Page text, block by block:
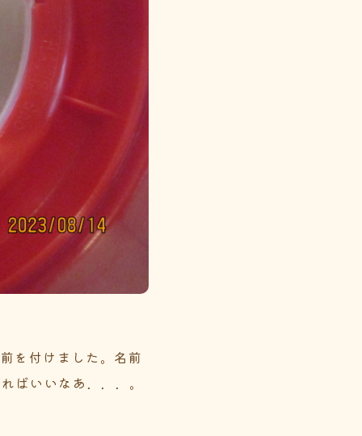
を付けました。名前
ばいいなあ．．．。